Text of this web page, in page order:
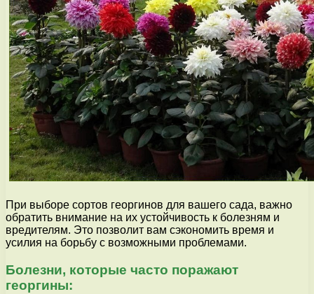
При выборе сортов георгинов для вашего сада, важно
обратить внимание на их устойчивость к болезням и
вредителям. Это позволит вам сэкономить время и
усилия на борьбу с возможными проблемами.
Болезни, которые часто поражают
георгины: